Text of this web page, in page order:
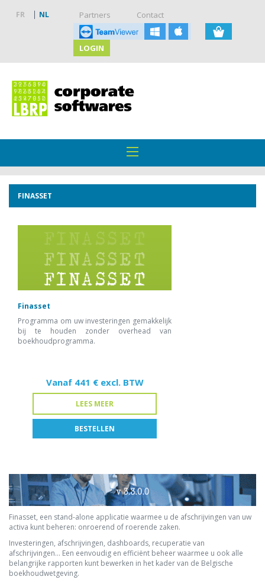
FR NL Partners Contact
LOGIN
FINASSET
Finasset
Programma om uw investeringen gemakkelijk
bij te houden zonder overhead van
boekhoudprogramma.
Vanaf441 € excl. BTW
LEES MEER
BESTELLEN
1 TOT 2 WERKPOSTEN
772,00 € excl. BTW
6 TOT 10
1175,00 € excl. BTW
11 TOT 20
WERKPOSTEN
1886,00 € excl. BTW
Finasset, een stand-alone applicatie waarmee u de afschrijvingen van uw
activa kunt beheren: onroerend of roerende zaken.
Investeringen, afschrijvingen, dashboards, recuperatie van
afschrijvingen... Een eenvoudig en efficiënt beheer waarmee u ook alle
belangrijke rapporten kunt bewerken in het kader van de Belgische
boekhoudwetgeving.